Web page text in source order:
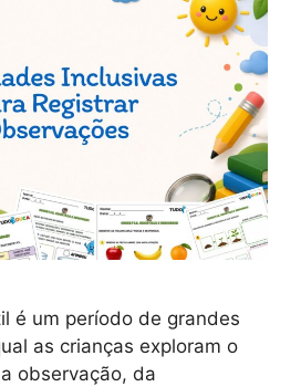
é um período de grandes
as crianças exploram o
observação, da